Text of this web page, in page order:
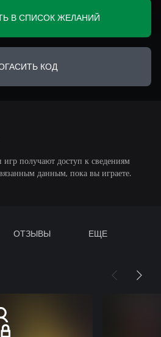
В СПИСОК ЖЕЛАНИЙ
КОД
получают доступ к сведениям
данным, пока вы играете.
ОТЗЫВЫ ЕЩЕ